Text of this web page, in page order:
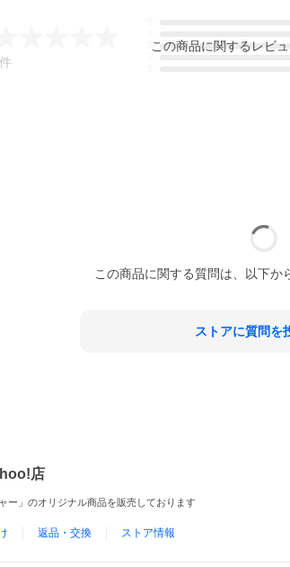
件
この商品に関するレビ
この商品に関する質問は、以下か
ストアに質問を
店
ー」のオリジナル商品を販売しております
返品・交換 ストア情報